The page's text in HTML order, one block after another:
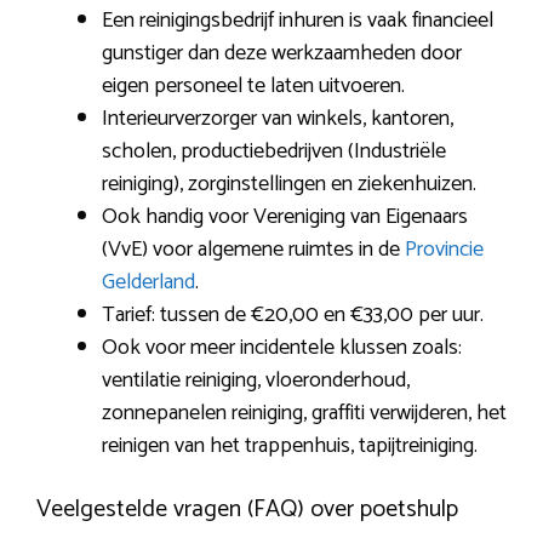
Een reinigingsbedrijf inhuren is vaak financieel
gunstiger dan deze werkzaamheden door
eigen personeel te laten uitvoeren.
Interieurverzorger van winkels, kantoren,
scholen, productiebedrijven (Industriële
reiniging), zorginstellingen en ziekenhuizen.
Ook handig voor Vereniging van Eigenaars
(VvE) voor algemene ruimtes in deProvincie
Gelderland.
Tarief: tussen de €20,00 en €33,00 per uur.
Ook voor meer incidentele klussen zoals:
ventilatie reiniging, vloeronderhoud,
zonnepanelen reiniging, graffiti verwijderen, het
reinigen van het trappenhuis, tapijtreiniging.
Veelgestelde vragen (FAQ) over poetshulp